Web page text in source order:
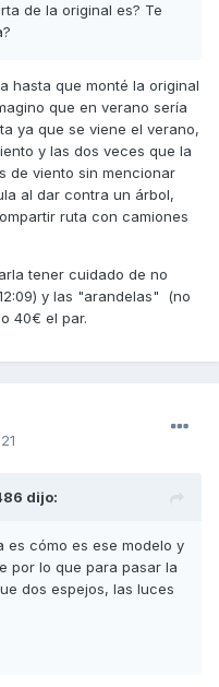
de la original es? Te
hasta que monté la original
que en verano sería
ya que se viene el verano,
y las dos veces que la
de viento sin mencionar
al dar contra un árbol,
ruta con camiones
tener cuidado de no
y las "arandelas" (no
40€ el par.
dijo:
es cómo es ese modelo y
por lo que para pasar la
dos espejos, las luces